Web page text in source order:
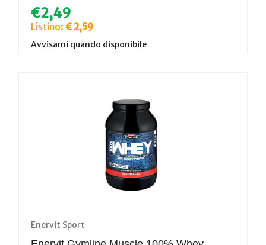
€2,49
Listino: € 2,59
Avvisami quando disponibile
Enervit Sport